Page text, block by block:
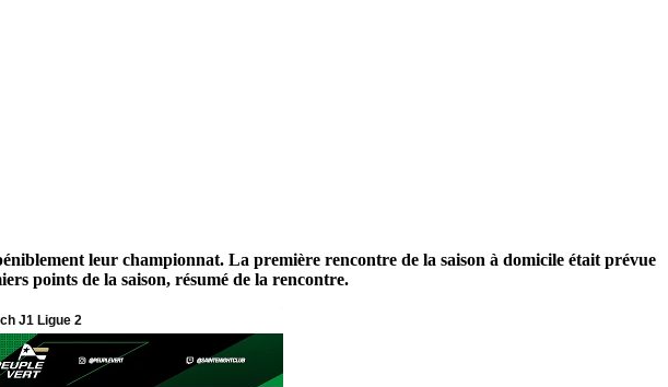
leur championnat. La première rencontre de la saison à domicile était prévue
points de la saison, résumé de la rencontre.